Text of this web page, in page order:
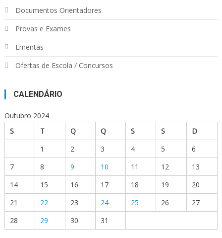
Documentos Orientadores
Provas e Exames
Ementas
Ofertas de Escola / Concursos
CALENDÁRIO
Outubro 2024
S
T Q Q S S
D
1
2 3 4 5
6
7
8 9 10 11 12
13
14
15 16 17 18 19
20
21
22 23 24 25 26
27
28
29 30 31